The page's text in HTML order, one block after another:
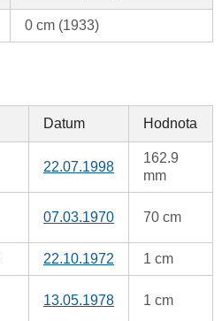
0 cm (1933)
Datum Hodnota
22.07.1998
162.9
mm
07.03.1970 70 cm
22.10.1972 1 cm
13.05.1978 1 cm